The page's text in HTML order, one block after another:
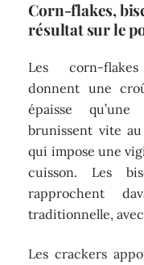
Corn-flakes,
résultat sur le
Les corn-
donnent une
épaisse
brunissent vite
qui impose une
cuisson. Les
rapprochent
traditionnelle,
Les crackers